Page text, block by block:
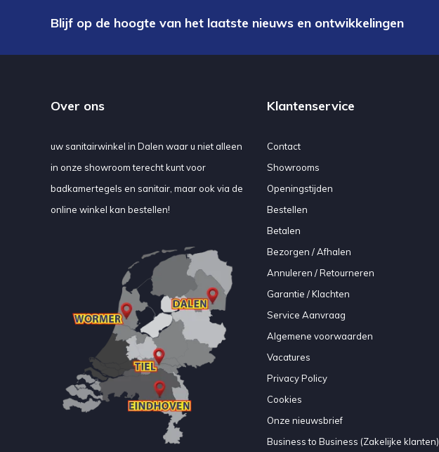
Blijf op de hoogte van het laatste nieuws en ontwikkelingen
Over ons
uw sanitairwinkel in Dalen waar u niet alleen
in onze showroom terecht kunt voor
badkamertegels en sanitair, maar ook via de
online winkel kan bestellen!
Klantenservice
Contact
Showrooms
Openingstijden
Bestellen
Betalen
Bezorgen / Afhalen
Annuleren / Retourneren
Garantie / Klachten
Service Aanvraag
Algemene voorwaarden
Vacatures
Privacy Policy
Cookies
Onze nieuwsbrief
Business to Business (Zakelijke klanten)